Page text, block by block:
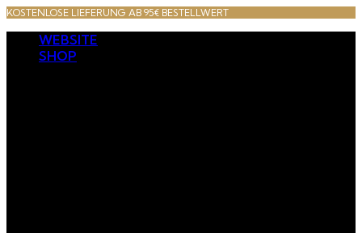
KOSTENLOSE LIEFERUNG AB 95€ BESTELLWERT
WEBSITE
SHOP